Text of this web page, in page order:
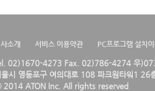
소개 서비스 이용약관 PC프로그램 설치
02)1670-4273 Fax. 02)786-4274 우
울시 영등포구 여의대로 108 파크원타워1 26
ATON Inc. All rights reserved